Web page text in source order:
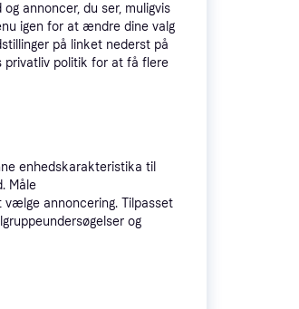
17T Pro 5G
1TB - Deep
3.8
annoncer, du ser, muligvis
igen for at ændre dine valg
på linket nederst på
privatliv politik for at få flere
enhedskarakteristika til
Måle
annoncering. Tilpasset
og